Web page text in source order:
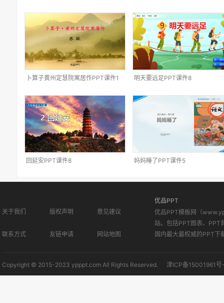
卜算子黄州定慧院寓居作PPT课件1 明天要远足PPT课件8
回延安PPT课件8 妈妈睡了PPT课件5
关于我们 版权声明 意见建议
联系方式 友链申请 网站地图
优品PPT
优品PPT模板网（
站。包括PPT图表、PPT
国内最大最权威的PPT下
Copyright © 2015-2023 ypppt.com All Rights Reserved. 津ICP备15001961号